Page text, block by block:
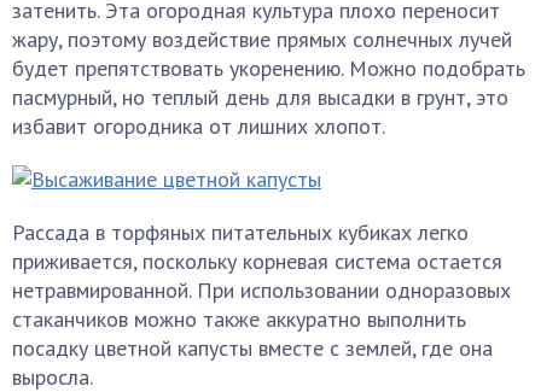
затенить. Эта огородная культура плохо переносит
жару, поэтому воздействие прямых солнечных лучей
будет препятствовать укоренению. Можно подобрать
пасмурный, но теплый день для высадки в грунт, это
избавит огородника от лишних хлопот.
Рассада в торфяных питательных кубиках легко
приживается, поскольку корневая система остается
нетравмированной. При использовании одноразовых
стаканчиков можно также аккуратно выполнить
посадку цветной капусты вместе с землей, где она
выросла.